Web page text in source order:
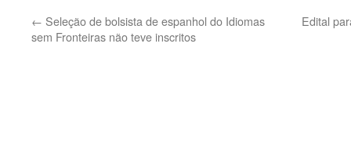
← Seleção de bolsista de espanhol do Idiomas
sem Fronteiras não teve inscritos
Edital